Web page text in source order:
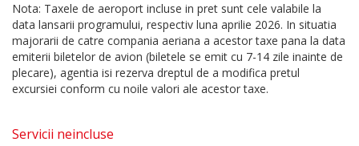
Nota: Taxele de aeroport incluse in pret sunt cele valabile la
data lansarii programului, respectiv luna aprilie 2026. In situatia
majorarii de catre compania aeriana a acestor taxe pana la data
emiterii biletelor de avion (biletele se emit cu 7-14 zile inainte de
plecare), agentia isi rezerva dreptul de a modifica pretul
excursiei conform cu noile valori ale acestor taxe.
Servicii neincluse